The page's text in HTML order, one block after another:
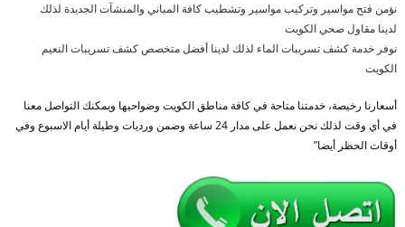
نؤمن فتح مواسير وتركيب مواسير وتشطيب كافة المباني والمنشآت الجديدة لذلك
لدينا مقاول صحي الكويت
نوفر خدمة كشف تسريبات الماء لذلك لدينا أفضل متخصص كشف تسريبات النعيم
الكويت
أسعارنا رخيصة، خدمتنا متاحة في كافة مناطق الكويت وضواحيها ويمكنك التواصل معنا
في أي وقت لذلك نحن نعمل على مدار 24 ساعة وضمن ورديات وطيلة أيام الاسبوع وفي
أوقات الحظر أيضا”